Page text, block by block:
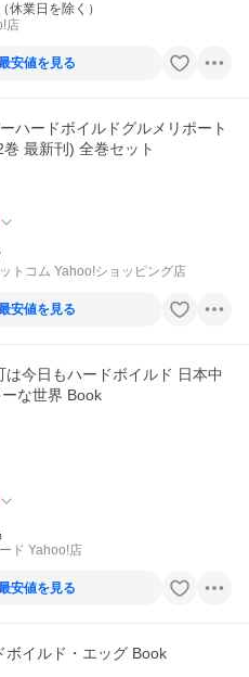
休業日を除く）
店
安値を見る
ハードボイルドグルメリポート
最新刊) 全巻セット
トコム Yahoo!ショッピング店
安値を見る
は今日もハードボイルド 日本中
な世界 Book
ド Yahoo!店
安値を見る
ボイルド・エッグ Book